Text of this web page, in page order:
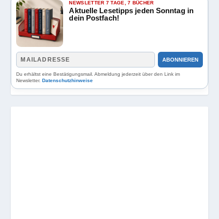
NEWSLETTER 7 TAGE, 7 BÜCHER
Aktuelle Lesetipps jeden Sonntag in
dein Postfach!
ABONNIEREN
Du erhältst eine Bestätigungsmail. Abmeldung jederzeit über den Link im
Newsletter. Datenschutzhinweise